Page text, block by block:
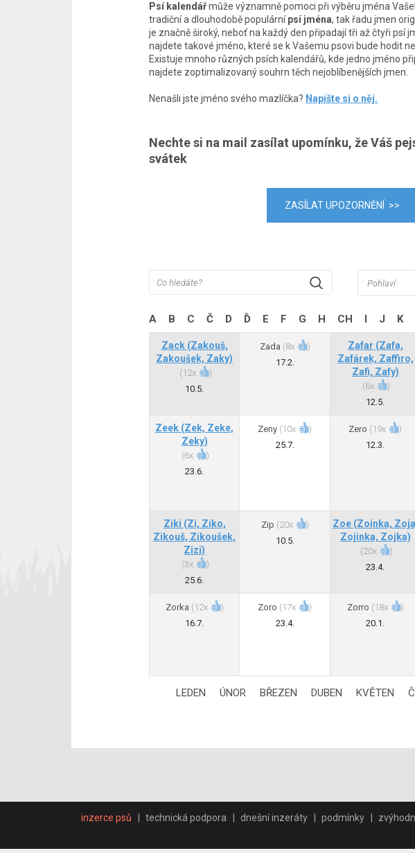
Psí kalendářmůže významně pomoci při výběru jména
tradiční a dlouhodobě populárnípsí jména, tak řadu jmen
je značně široký, neboť na každý den připadají tři až čtyři psí
najdete takové jméno, které se k Vašemu psovi bude hodit
Existuje mnoho různých psích kalendářů, kde jedno jméno
najdete zoptimalizovaný souhrn těch nejoblíbenějších jmen.
Nenašli jste jméno svého mazlíčka? Napište si o něj.
Nechte si na mail zasílat upomínku, že Váš
svátek
ZASÍLAT UPOZORNĚNÍ >>
Pohlaví
A B C Č D Ď E F G H CH I J K
Zack(Zakouš,
Zakoušek, Zaky)
(12x
)
10.5.
Zada (8x
)
17.2.
Zafar (Zafa,
Zafárek, Zaffiro,
Zafi, Zafy)
(6x
)
12.5.
Zeek (Zek, Zeke,
Zeky)
(6x
)
23.6.
Zeny (10x
)
25.7.
Zero (19x
)
12.3.
Ziki (Zi, Ziko,
Zikouš, Zikoušek,
Zizi)
(3x
)
25.6.
Zip (20x
)
10.5.
Zoe(Zoinka,
Zojinka, Zojka)
(20x
)
23.4.
Zorka (12x
)
16.7.
Zoro (17x
)
23.4.
Zorro (18x
)
20.1.
LEDEN ÚNOR BŘEZEN DUBEN KVĚTEN
inzerce psů technická podpora dnešní inzeráty podmínky